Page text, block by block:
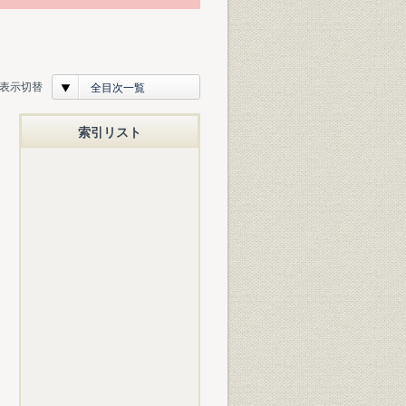
表示切替 全目次一覧
索引リスト